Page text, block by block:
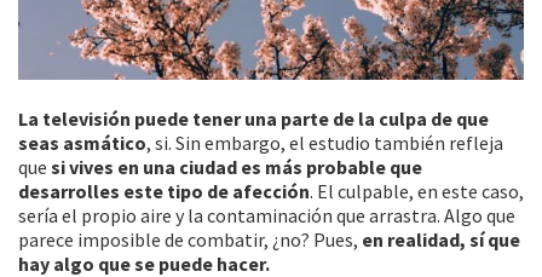
La televisión puede tener una parte de la culpa de que
seas asmático, si. Sin embargo, el estudio también refleja
que si vives en una ciudad es más probable que
desarrolles este tipo de afección. El culpable, en este caso,
sería el propio aire y la contaminación que arrastra. Algo que
parece imposible de combatir, ¿no? Pues, en realidad, sí que
hay algo que se puede hacer.